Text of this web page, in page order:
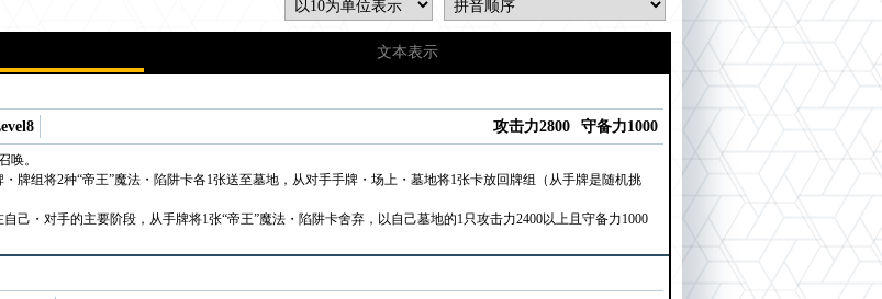
文本表示
攻击力2800 守备力1000
唤。
牌组将2种“帝王”魔法・陷阱卡各1张送至墓地，从对手手牌・场上・墓地将1张卡放回牌组（从手牌是随机挑
己・对手的主要阶段，从手牌将1张“帝王”魔法・陷阱卡舍弃，以自己墓地的1只攻击力2400以上且守备力1000